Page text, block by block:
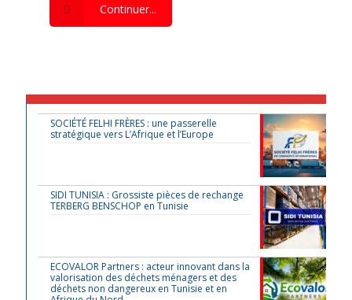
Continuer...
SOCIÉTÉ FELHI FRÈRES : une passerelle
stratégique vers L’Afrique et l’Europe
SIDI TUNISIA : Grossiste pièces de rechange
TERBERG BENSCHOP en Tunisie
ECOVALOR Partners : acteur innovant dans la
valorisation des déchets ménagers et des
déchets non dangereux en Tunisie et en